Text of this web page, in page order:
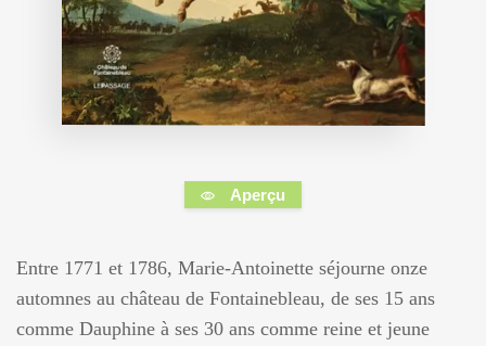
Aperçu
Entre 1771 et 1786, Marie-Antoinette séjourne onze
automnes au château de Fontainebleau, de ses 15 ans
comme Dauphine à ses 30 ans comme reine et jeune